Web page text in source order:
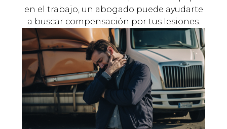
en el trabajo, un abogado puede ayudarte
a buscar compensación por tus lesiones.